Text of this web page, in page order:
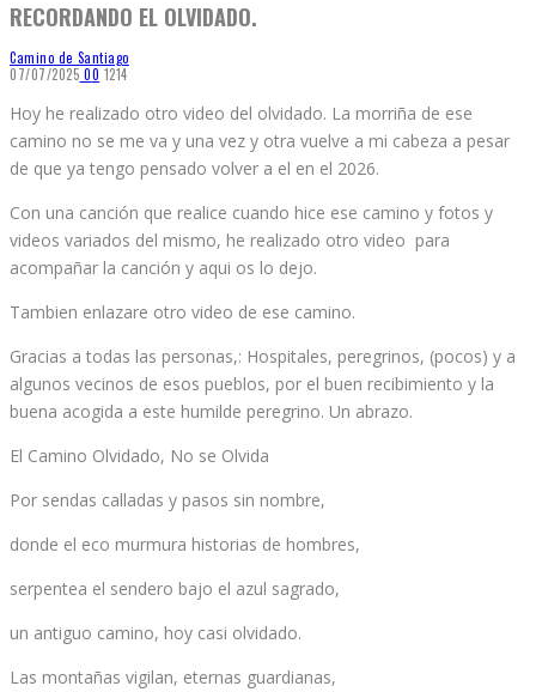
RECORDANDO EL OLVIDADO.
Camino de Santiago
07/07/2025 00 1214
Hoy he realizado otro video del olvidado. La morriña de ese
camino no se me va y una vez y otra vuelve a mi cabeza a pesar
de que ya tengo pensado volver a el en el 2026.
Con una canción que realice cuando hice ese camino y fotos y
videos variados del mismo, he realizado otro video para
acompañar la canción y aqui os lo dejo.
Tambien enlazare otro video de ese camino.
Gracias a todas las personas,: Hospitales, peregrinos, (pocos) y a
algunos vecinos de esos pueblos, por el buen recibimiento y la
buena acogida a este humilde peregrino. Un abrazo.
El Camino Olvidado, No se Olvida
Por sendas calladas y pasos sin nombre,
donde el eco murmura historias de hombres,
serpentea el sendero bajo el azul sagrado,
un antiguo camino, hoy casi olvidado.
Las montañas vigilan, eternas guardianas,